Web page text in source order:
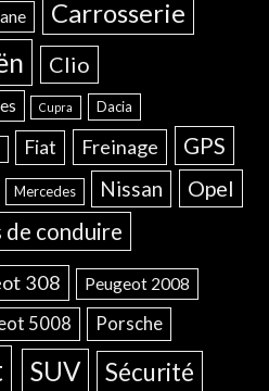
Carrosserie
Clio
Cupra Dacia
Fiat Freinage GPS
Mercedes Nissan Opel
de conduire
308 Peugeot 2008
5008 Porsche
SUV Sécurité